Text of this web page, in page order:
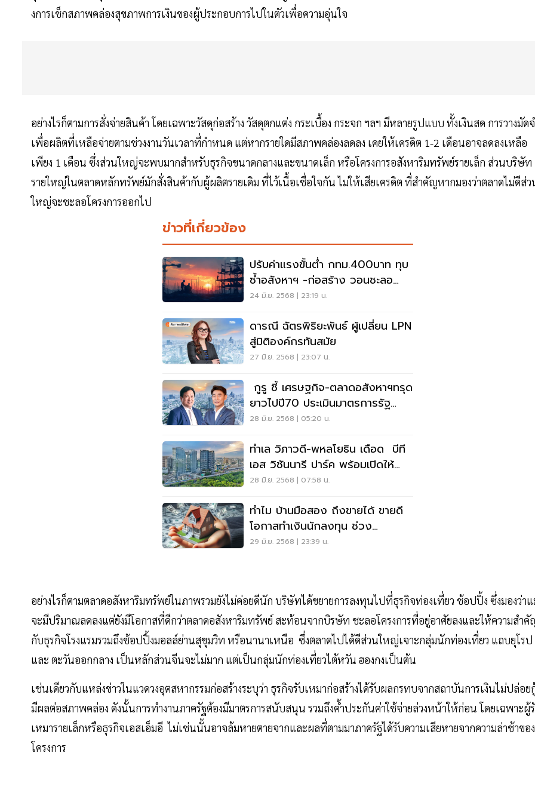
งการเช็กสภาพคล่องสุขภาพการเงินของผู้ประกอบการไปในตัวเพื่อความอุ่นใจ
อย่างไรก็ตามการสั่งจ่ายสินค้า โดยเฉพาะวัสดุก่อสร้าง วัสดุตกแต่ง กระเบื้อง กระจก ฯลฯ มีหลายรูปแบบ ทั้งเงินสด การวางมัด
เพื่อผลิตที่เหลือจ่ายตามช่วงงานวันเวลาที่กำหนด แต่หากรายใดมีสภาพคล่องลดลง เคยให้เครดิต 1-2 เดือนอาจลดลงเหลือ
เพียง 1 เดือน ซึ่งส่วนใหญ่จะพบมากสำหรับธุรกิจขนาดกลางและขนาดเล็ก หรือโครงการอสังหาริมทรัพย์รายเล็ก ส่วนบริษัท
รายใหญ่ในตลาดหลักทรัพย์มักสั่งสินค้ากับผู้ผลิตรายเดิม ที่ไว้เนื้อเชื่อใจกัน ไม่ให้เสียเครดิต ที่สำคัญหากมองว่าตลาดไม่ดีส่
ใหญ่จะชะลอโครงการออกไป
ข่าวที่เกี่ยวข้อง
ปรับค่าแรงขั้นตํ่า กทม.400บาท ทุบ
ซํ้าอสังหาฯ -ก่อสร้าง วอนชะลอ
ออกไปให้ธุรกิจปรับตัว
24 มิ.ย. 2568 | 23:19 น.
ดารณี ฉัตรพิริยะพันธ์ ผู้เปลี่ยน LPN
สู่มิติองค์กรทันสมัย
27 มิ.ย. 2568 | 23:07 น.
กูรู ชี้ เศรษฐกิจ-ตลาดอสังหาฯทรุด
ยาวไปปี70 ประเมินมาตรการรัฐ
เพียงพอหรือไม่
28 มิ.ย. 2568 | 05:20 น.
ทำเล วิภาวดี-พหลโยธิน เดือด บีที
เอส วิชันนารี ปาร์ค พร้อมเปิดให้
บริการ แลนด์มาร์คใหม่การใช้ชีวิตใน
28 มิ.ย. 2568 | 07:58 น.
ทำไม บ้านมือสอง ถึงขายได้ ขายดี
โอกาสทำเงินนักลงทุน ช่วง
เศรษฐกิจชะลอ
29 มิ.ย. 2568 | 23:39 น.
อย่างไรก็ตามตลาดอสังหาริมทรัพย์ในภาพรวมยังไม่ค่อยดีนัก บริษัทได้ขยายการลงทุนไปที่ธุรกิจท่องเที่ยว ช้อปปิ้ง ซึ่งมองว่า
จะมีปริมาณลดลงแต่ยังมีโอกาสที่ดีกว่าตลาดอสังหาริมทรัพย์ สะท้อนจากบิรษัท ชะลอโครงการที่อยู่อาศัยลงและให้ความสำ
กับธุรกิจโรงแรมรวมถึงช้อปปิ้งมอลล์ย่านสุขุมวิท หรือนานาเหนือ ซึ่งตลาดไปได้ดีส่วนใหญ่เจาะกลุ่มนักท่องเที่ยว แถบยุโรป
และ ตะวันออกกลาง เป็นหลักส่วนจีนจะไม่มาก แต่เป็นกลุ่มนักท่องเที่ยวไต้หวัน ฮองกงเป็นต้น
เช่นเดียวกับแหล่งข่าวในแวดวงอุตสหากรรมก่อสร้างระบุว่า ธุรกิจรับเหมาก่อสร้างได้รับผลกรทบจากสถาบันการเงินไม่ปล่อย
มีผลต่อสภาพคล่อง ดังนั้นการทำงานภาครัฐต้องมีมาตรการสนับสนุน รวมถึงค้ำประกันค่าใช้จ่ายล่วงหน้าให้ก่อน โดยเฉพาะผู้
เหมารายเล็กหรือธุรกิจเอสเอ็มอี ไม่เช่นนั้นอาจล้มหายตายจากและผลที่ตามมาภาครัฐได้รับความเสียหายจากความล่าช้าของ
โครงการ